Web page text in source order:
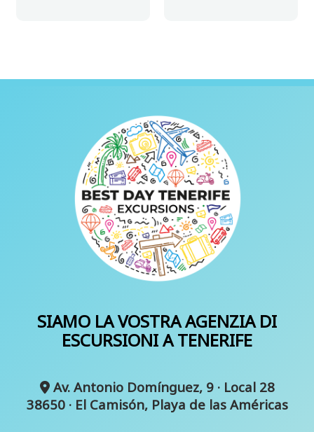
SIAMO LA VOSTRA AGENZIA DI
ESCURSIONI A TENERIFE
Av. Antonio Domínguez, 9 · Local 28
38650 · El Camisón, Playa de las Américas